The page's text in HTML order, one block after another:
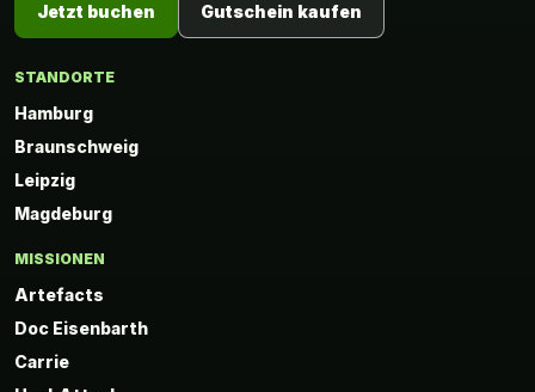
Jetzt buchen Gutschein kaufen
STANDORTE
Hamburg
Braunschweig
Leipzig
Magdeburg
MISSIONEN
Artefacts
Doc Eisenbarth
Carrie